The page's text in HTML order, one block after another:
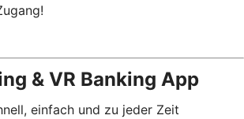
& VR Banking App
einfach und zu jeder Zeit